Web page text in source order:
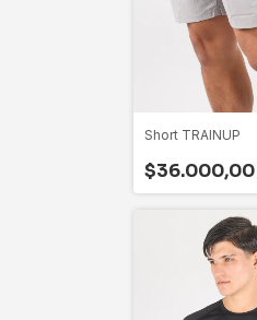
Short TRAINUP
$36.000,00